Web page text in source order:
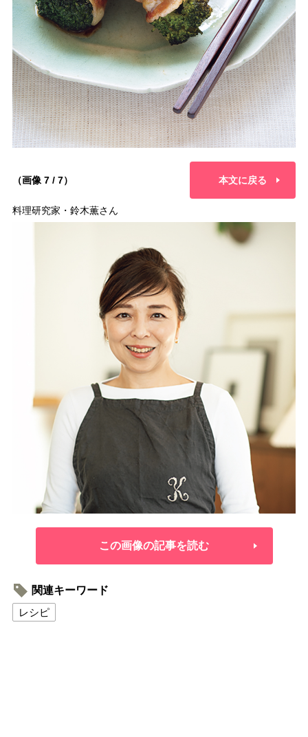
（画像 7 / 7） 本文に戻る
料理研究家・鈴木薫さん
この画像の記事を読む
関連キーワード
レシピ